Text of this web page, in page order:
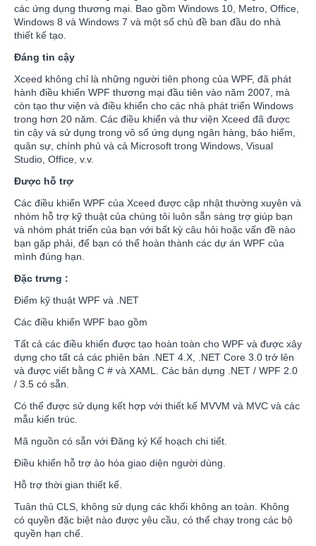
các ứng dụng thương mại. Bao gồm Windows 10, Metro, Office,
Windows 8 và Windows 7 và một số chủ đề ban đầu do nhà
thiết kế tạo.
Đáng tin cậy
Xceed không chỉ là những người tiên phong của WPF, đã phát
hành điều khiển WPF thương mại đầu tiên vào năm 2007, mà
còn tạo thư viện và điều khiển cho các nhà phát triển Windows
trong hơn 20 năm. Các điều khiển và thư viện Xceed đã được
tin cậy và sử dụng trong vô số ứng dụng ngân hàng, bảo hiểm,
quân sự, chính phủ và cả Microsoft trong Windows, Visual
Studio, Office, v.v.
Được hỗ trợ
Các điều khiển WPF của Xceed được cập nhật thường xuyên và
nhóm hỗ trợ kỹ thuật của chúng tôi luôn sẵn sàng trợ giúp bạn
và nhóm phát triển của bạn với bất kỳ câu hỏi hoặc vấn đề nào
bạn gặp phải, để bạn có thể hoàn thành các dự án WPF của
mình đúng hạn.
Đặc trưng :
Điểm kỹ thuật WPF và .NET
Các điều khiển WPF bao gồm
Tất cả các điều khiển được tạo hoàn toàn cho WPF và được xây
dựng cho tất cả các phiên bản .NET 4.X, .NET Core 3.0 trở lên
và được viết bằng C # và XAML. Các bản dựng .NET / WPF 2.0
/ 3.5 có sẵn.
Có thể được sử dụng kết hợp với thiết kế MVVM và MVC và các
mẫu kiến trúc.
Mã nguồn có sẵn với Đăng ký Kế hoạch chi tiết.
Điều khiển hỗ trợ ảo hóa giao diện người dùng.
Hỗ trợ thời gian thiết kế.
Tuân thủ CLS, không sử dụng các khối không an toàn. Không
có quyền đặc biệt nào được yêu cầu, có thể chạy trong các bộ
quyền hạn chế.